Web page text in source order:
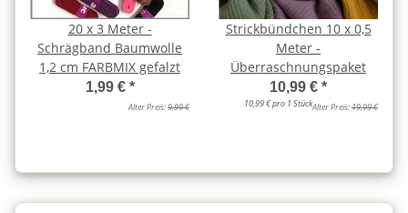
20 x 3 Meter -
Schrägband Baumwolle
1,2 cm FARBMIX gefalzt
1,99 € *
Alter Preis:9,99 €
Strickbündchen 10 x 0,5
Meter -
Überraschnungspaket
10,99 € *
10,99 € pro 1 StückAlter Preis:19,99 €